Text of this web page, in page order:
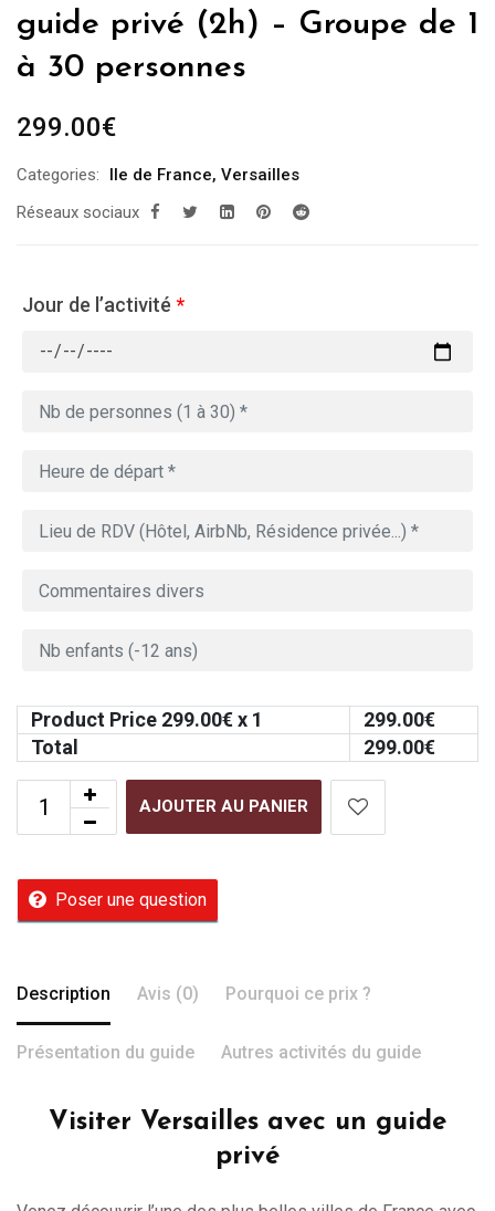
guide privé (2h) – Groupe de 1
à 30 personnes
299.00€
Categories: Ile de France, Versailles
Réseaux sociaux
Jour de l’activité *
Product Price 299.00€ x 1 299.00€
Total
299.00€
AJOUTER AU PANIER
Poser une question
Description Avis (0) Pourquoi ce prix ?
Présentation du guide Autres activités du guide
Visiter Versailles avec un guide
privé